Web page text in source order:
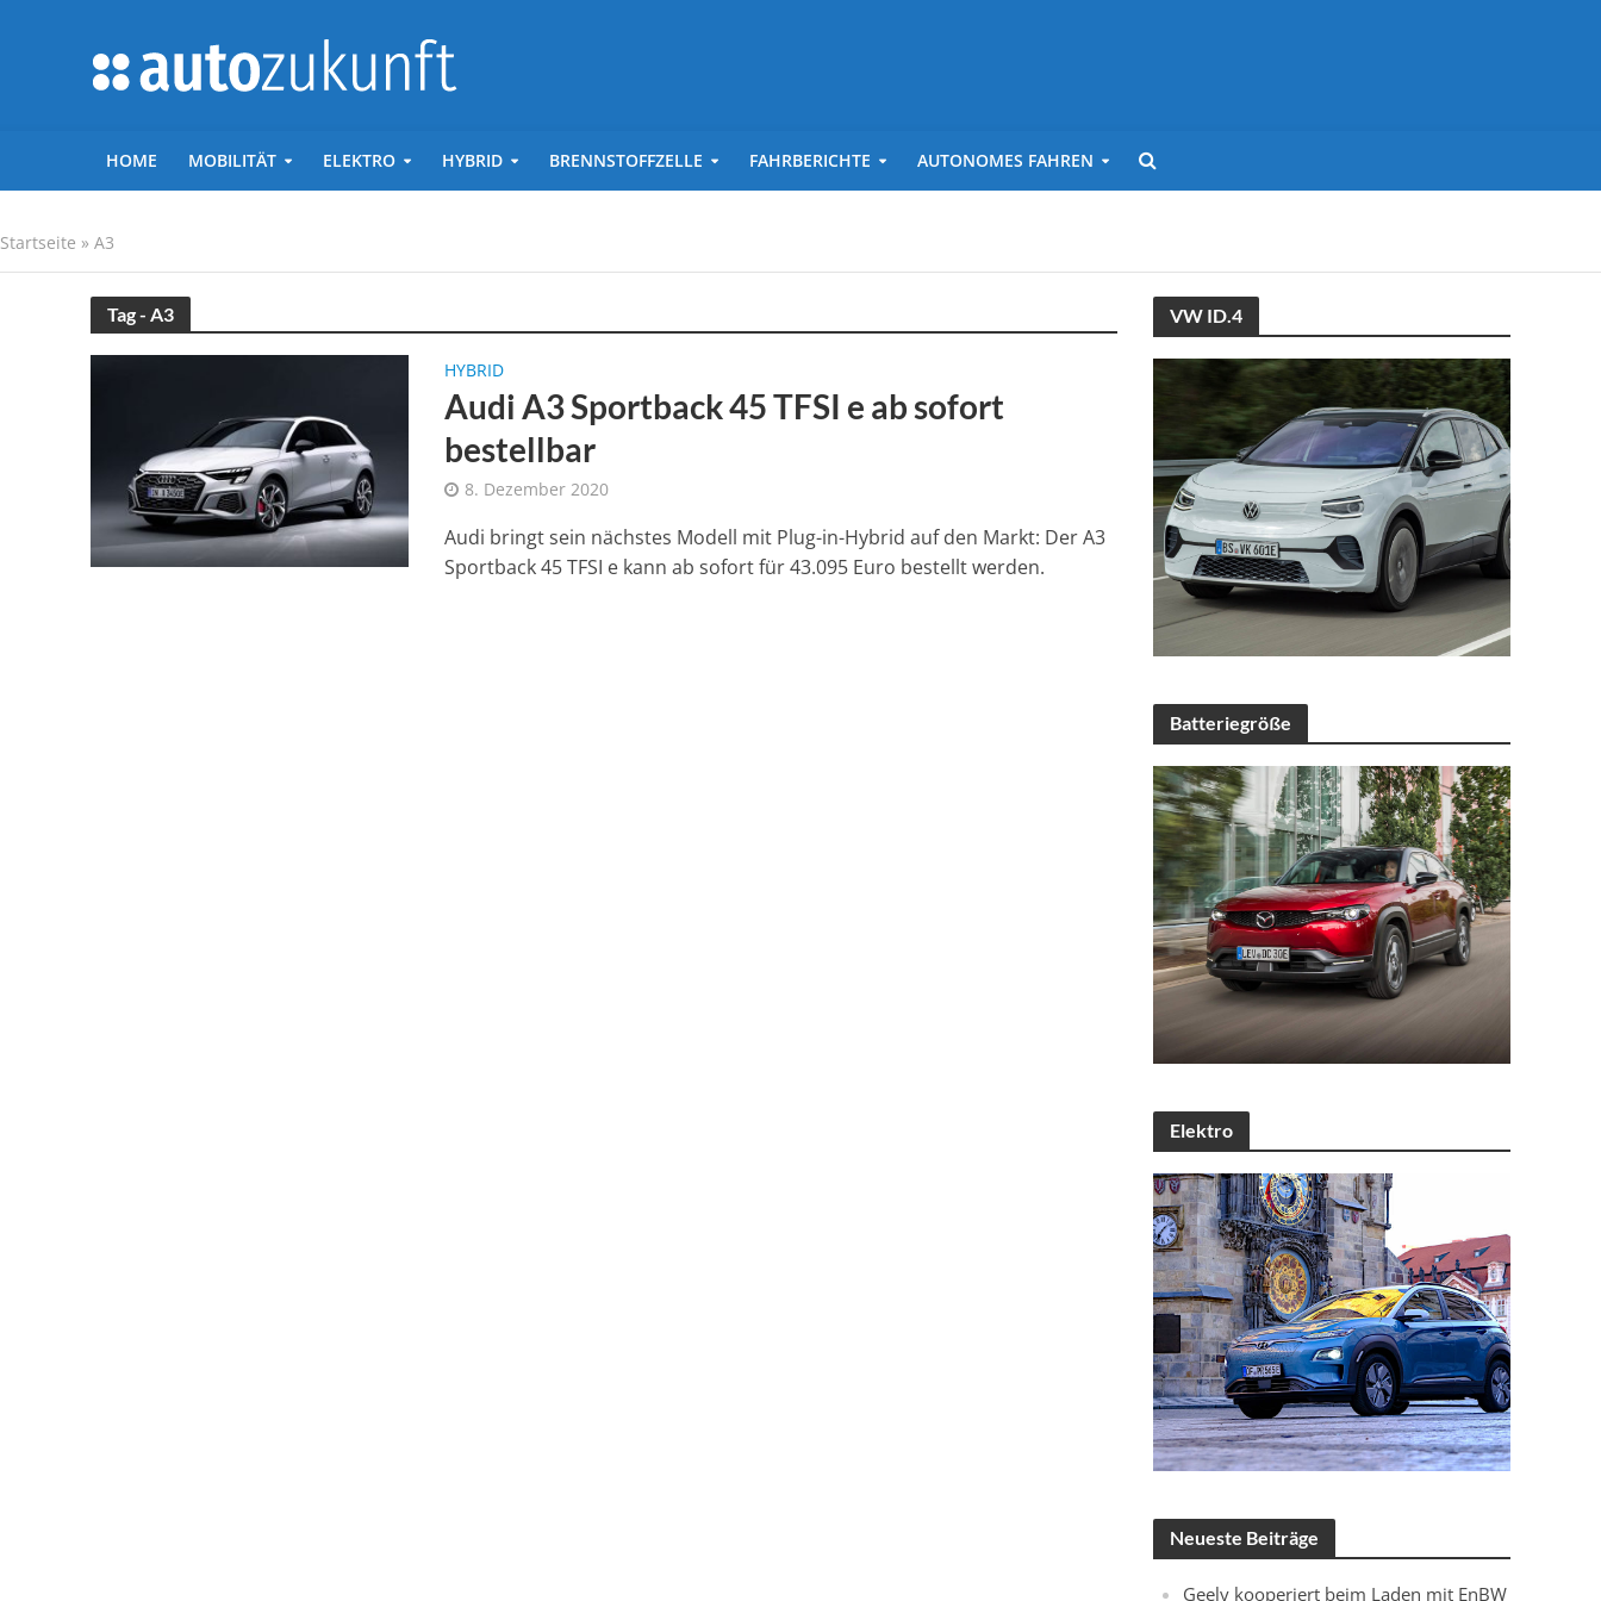
HOME MOBILITÄT ELEKTRO HYBRID BRENNSTOFFZELLE FAHRBERICHTE AUTONOMES FAHREN
Startseite » A3
Tag - A3
HYBRID
Audi A3 Sportback 45 TFSI e ab sofort
bestellbar
8. Dezember 2020
Audi bringt sein nächstes Modell mit Plug-in-Hybrid auf den Markt: Der A3
Sportback 45 TFSI e kann ab sofort für 43.095 Euro bestellt werden.
VW ID.4
Batteriegröße
Elektro
Neueste Beiträge
Geely kooperiert beim Laden mit EnBW